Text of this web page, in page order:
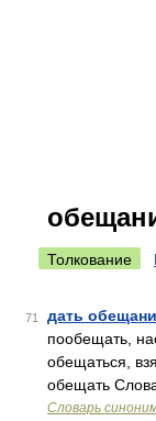
Толкование
71 дать
пообещать,
обещаться,
обещать
Словарь